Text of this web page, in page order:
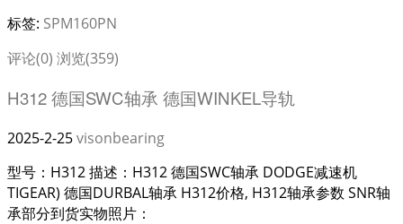
标签: SPM160PN
评论(0) 浏览(359)
H312 德国SWC轴承 德国WINKEL导轨
2025-2-25visonbearing
型号：H312 描述：H312 德国SWC轴承 DODGE减速机
TIGEAR) 德国DURBAL轴承 H312价格, H312轴承参数 SNR轴
承部分到货实物照片：